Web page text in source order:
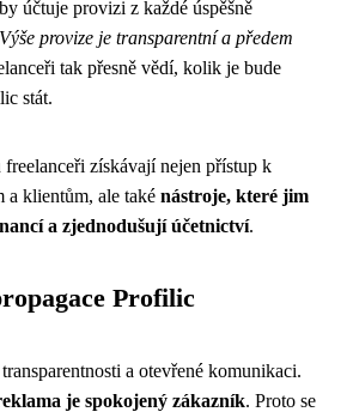
účtuje provizi z každé úspěšně
Výše provize je transparentní a předem
tak přesně vědí, kolik je bude
stát.
získávají nejen přístup k
a klientům, ale také nástroje, které jim
a zjednodušují účetnictví.
Profilic
a otevřené komunikaci.
je spokojený zákazník. Proto se